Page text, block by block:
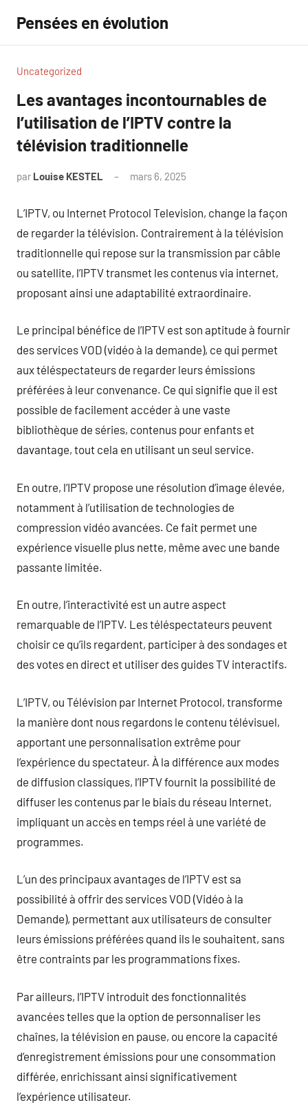
contenu
Pensées en évolution
Uncategorized
Les avantages incontournables de
l’utilisation de l’IPTV contre la
télévision traditionnelle
par Louise KESTEL mars 6, 2025
L’IPTV, ou Internet Protocol Television, change la façon
de regarder la télévision. Contrairement à la télévision
traditionnelle qui repose sur la transmission par câble
ou satellite, l’IPTV transmet les contenus via internet,
proposant ainsi une adaptabilité extraordinaire.
Le principal bénéfice de l’IPTV est son aptitude à fournir
des services VOD (vidéo à la demande), ce qui permet
aux téléspectateurs de regarder leurs émissions
préférées à leur convenance. Ce qui signifie que il est
possible de facilement accéder à une vaste
bibliothèque de séries, contenus pour enfants et
davantage, tout cela en utilisant un seul service.
En outre, l’IPTV propose une résolution d’image élevée,
notamment à l’utilisation de technologies de
compression vidéo avancées. Ce fait permet une
expérience visuelle plus nette, même avec une bande
passante limitée.
En outre, l’interactivité est un autre aspect
remarquable de l’IPTV. Les téléspectateurs peuvent
choisir ce qu’ils regardent, participer à des sondages et
des votes en direct et utiliser des guides TV interactifs.
L’IPTV, ou Télévision par Internet Protocol, transforme
la manière dont nous regardons le contenu télévisuel,
apportant une personnalisation extrême pour
l’expérience du spectateur. À la différence aux modes
de diffusion classiques, l’IPTV fournit la possibilité de
diffuser les contenus par le biais du réseau Internet,
impliquant un accès en temps réel à une variété de
programmes.
L’un des principaux avantages de l’IPTV est sa
possibilité à offrir des services VOD (Vidéo à la
Demande), permettant aux utilisateurs de consulter
leurs émissions préférées quand ils le souhaitent, sans
être contraints par les programmations fixes.
Par ailleurs, l’IPTV introduit des fonctionnalités
avancées telles que la option de personnaliser les
chaînes, la télévision en pause, ou encore la capacité
d’enregistrement émissions pour une consommation
différée, enrichissant ainsi significativement
l’expérience utilisateur.